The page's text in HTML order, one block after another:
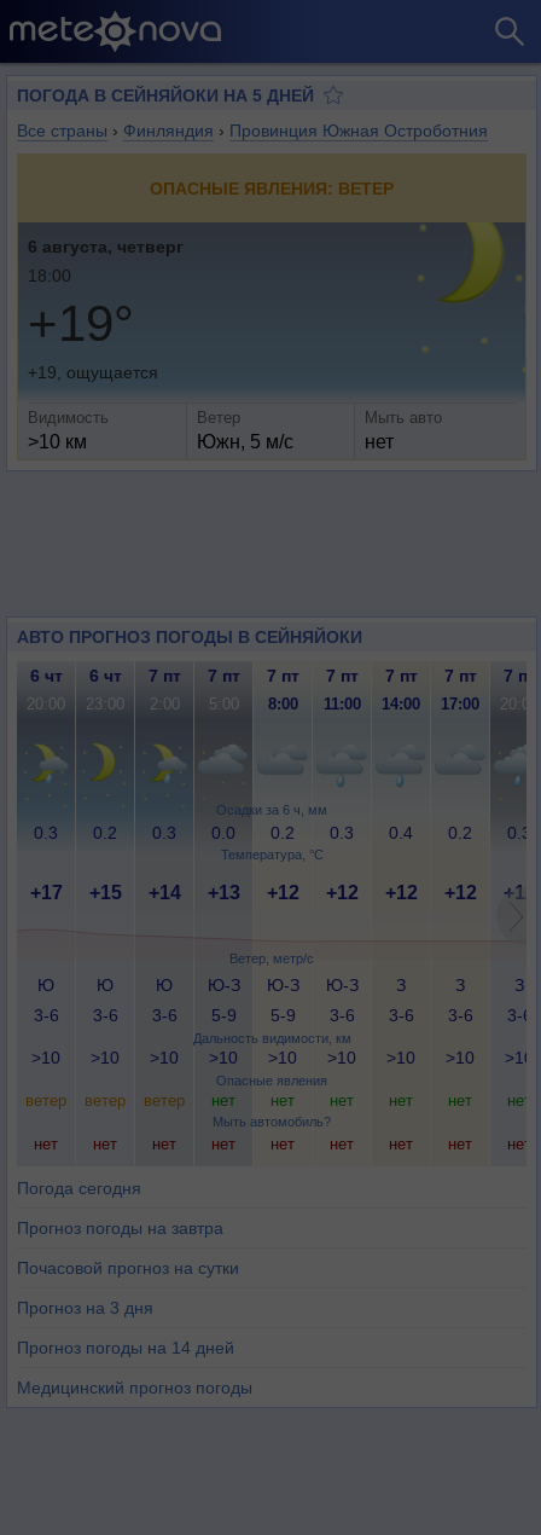
ПОГОДА В СЕЙНЯЙОКИ НА 5 ДНЕЙ
Все страны › Финляндия › Провинция Южная Остроботния
ОПАСНЫЕ ЯВЛЕНИЯ: ВЕТЕР
6 августа, четверг
18:00
+19°
+19, ощущается
Видимость
>10 км
Ветер
Южн, 5 м/с
Мыть авто
нет
АВТО ПРОГНОЗ ПОГОДЫ В СЕЙНЯЙОКИ
Осадки за 6 ч, мм
Температура, °C
Ветер, метр/с
Дальность видимости, км
Опасные явления
Мыть автомобиль?
6 чт 6 чт 7 пт 7 пт 7 пт 7 пт 7 пт 7 пт 7 пт
20:00 23:00 2:00 5:00 8:00 11:00 14:00 17:00 20:00
0.3 0.2 0.3 0.0 0.2 0.3 0.4 0.2 0.3
+17 +15 +14 +13 +12 +12 +12 +12 +12
Ю
3-6
Ю
3-6
Ю
3-6
Ю-З
5-9
Ю-З
5-9
Ю-З
3-6
З
3-6
З
3-6
З
3-6
>10 >10 >10 >10 >10 >10 >10 >10 >10
ветер ветер ветер нет нет нет нет нет нет
нет нет нет нет нет нет нет нет нет
Погода сегодня
Прогноз погоды на завтра
Почасовой прогноз на сутки
Прогноз на 3 дня
Прогноз погоды на 14 дней
Медицинский прогноз погоды